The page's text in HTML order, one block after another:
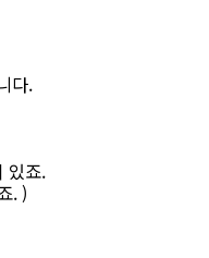
다.
있죠.
. )